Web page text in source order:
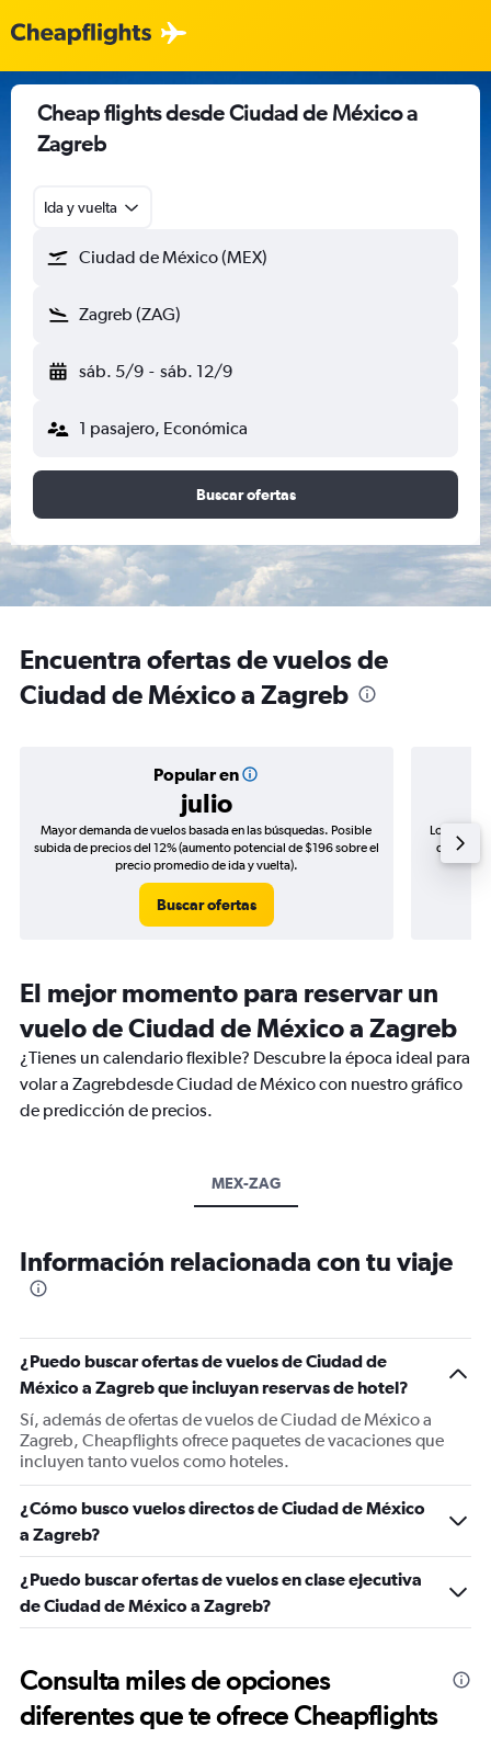
Cheap flights desde Ciudad de México a
Zagreb
Ida y vuelta
Ciudad de México (MEX)
Zagreb (ZAG)
sáb. 5/9 - sáb. 12/9
1 pasajero, Económica
Buscar ofertas
Encuentra ofertas de vuelos de
Ciudad de México a Zagreb
Popular en
julio
Mayor demanda de vuelos basada en las búsquedas. Posible
subida de precios del 12% (aumento potencial de $196 sobre el
precio promedio de ida y vuelta).
Buscar ofertas
Los
de
El mejor momento para reservar un
vuelo de Ciudad de México a Zagreb
¿Tienes un calendario flexible? Descubre la época ideal para
volar a Zagrebdesde Ciudad de México con nuestro gráfico
de predicción de precios.
MEX-ZAG
Información relacionada con tu viaje
¿Puedo buscar ofertas de vuelos de Ciudad de
México a Zagreb que incluyan reservas de hotel?
Sí, además de ofertas de vuelos de Ciudad de México a
Zagreb, Cheapflights ofrece paquetes de vacaciones que
incluyen tanto vuelos como hoteles.
¿Cómo busco vuelos directos de Ciudad de México
a Zagreb?
¿Puedo buscar ofertas de vuelos en clase ejecutiva
de Ciudad de México a Zagreb?
Consulta miles de opciones
diferentes que te ofrece Cheapflights